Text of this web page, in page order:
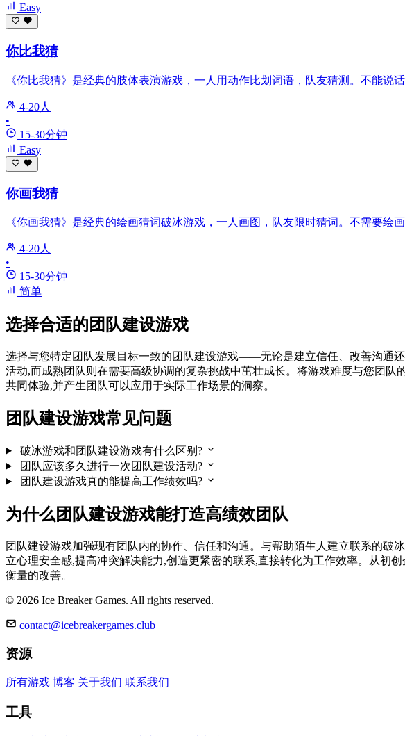
Easy
你比我猜
《你比我猜》是经典的肢体表演游戏，一人用动作比划词语，队友猜测。不能说
4-20人
•
15-30分钟
Easy
你画我猜
《你画我猜》是经典的绘画猜词破冰游戏，一人画图，队友限时猜词。不需要绘
4-20人
•
15-30分钟
简单
选择合适的团队建设游戏
选择与您特定团队发展目标一致的团队建设游戏——无论是建立信任、改善沟通
活动,而成熟团队则在需要高级协调的复杂挑战中茁壮成长。将游戏难度与您团
共同体验,并产生团队可以应用于实际工作场景的洞察。
团队建设游戏常见问题
破冰游戏和团队建设游戏有什么区别?
团队应该多久进行一次团队建设活动?
团队建设游戏真的能提高工作绩效吗?
为什么团队建设游戏能打造高绩效团队
团队建设游戏加强现有团队内的协作、信任和沟通。与帮助陌生人建立联系的
立心理安全感,提高冲突解决能力,创造更紧密的联系,直接转化为工作效率。从初
衡量的改善。
© 2026 Ice Breaker Games. All rights reserved.
contact@icebreakergames.club
资源
所有游戏 博客 关于我们 联系我们
工具